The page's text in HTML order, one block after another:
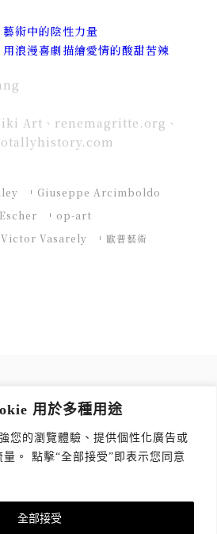
用於多種用途
您的瀏覽體驗、提供個性化廣告或
。 點擊“全部接受”即表示您同意
全部接受
術中的陰性力量
浪漫喜劇描繪愛情的酸甜苦辣
Art、renemagritte.org、
Giuseppe Arcimboldo
op-art
Victor Vasarely
歐普藝術
每週獲取質感生活 Tips！
*